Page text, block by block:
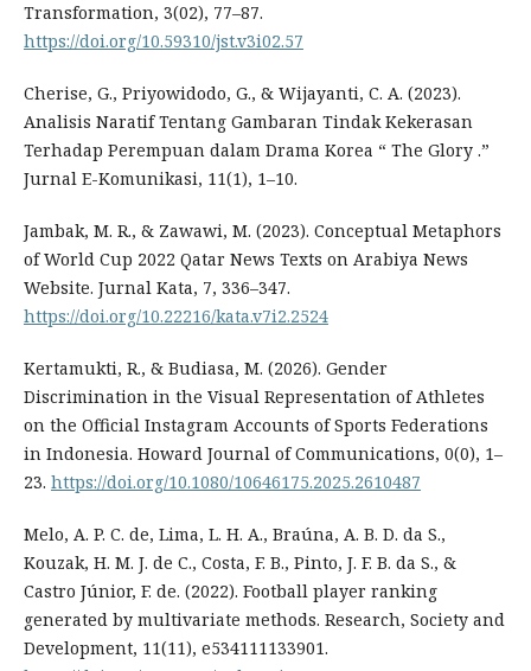
Transformation, 3(02), 77–87.
https://doi.org/10.59310/jst.v3i02.57
Cherise, G., Priyowidodo, G., & Wijayanti, C. A. (2023).
Analisis Naratif Tentang Gambaran Tindak Kekerasan
Terhadap Perempuan dalam Drama Korea “ The Glory .”
Jurnal E-Komunikasi, 11(1), 1–10.
Jambak, M. R., & Zawawi, M. (2023). Conceptual Metaphors
of World Cup 2022 Qatar News Texts on Arabiya News
Website. Jurnal Kata, 7, 336–347.
https://doi.org/10.22216/kata.v7i2.2524
Kertamukti, R., & Budiasa, M. (2026). Gender
Discrimination in the Visual Representation of Athletes
on the Official Instagram Accounts of Sports Federations
in Indonesia. Howard Journal of Communications, 0(0), 1–
23. https://doi.org/10.1080/10646175.2025.2610487
Melo, A. P. C. de, Lima, L. H. A., Braúna, A. B. D. da S.,
Kouzak, H. M. J. de C., Costa, F. B., Pinto, J. F. B. da S., &
Castro Júnior, F. de. (2022). Football player ranking
generated by multivariate methods. Research, Society and
Development, 11(11), e534111133901.